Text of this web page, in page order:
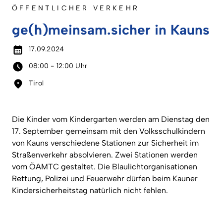
ÖFFENTLICHER VERKEHR
ge(h)meinsam.sicher in Kauns
17.09.2024
08:00 - 12:00 Uhr
Tirol
Die Kinder vom Kindergarten werden am Dienstag den
17. September gemeinsam mit den Volksschulkindern
von Kauns verschiedene Stationen zur Sicherheit im
Straßenverkehr absolvieren. Zwei Stationen werden
vom ÖAMTC gestaltet. Die Blaulichtorganisationen
Rettung, Polizei und Feuerwehr dürfen beim Kauner
Kindersicherheitstag natürlich nicht fehlen.